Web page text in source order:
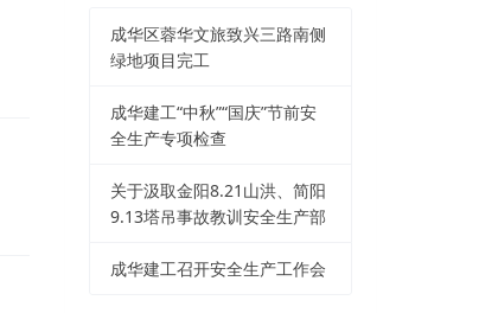
成华区蓉华文旅致兴三路南侧
绿地项目完工
成华建工“中秋”“国庆”节前安
全生产专项检查
关于汲取金阳8.21山洪、简阳
9.13塔吊事故教训安全生产部
成华建工召开安全生产工作会